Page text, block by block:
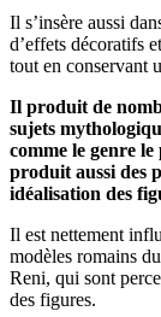
Il s’insère aussi
d’effets décoratifs
tout en conservant
Il produit de
sujets
comme le genre
produit aussi des
idéalisation des
Il est nettement
modèles romains
Reni, qui sont
des figures.